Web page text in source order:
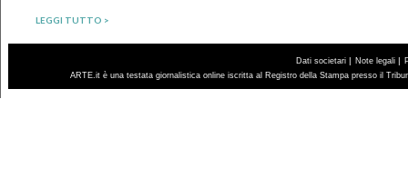
LEGGI TUTTO >
Dati societari | Note legali |
ARTE.it è una testata giornalistica online iscritta al Registro della Stampa presso il